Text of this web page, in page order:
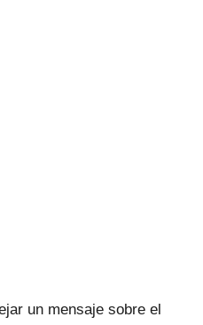
un mensaje sobre el